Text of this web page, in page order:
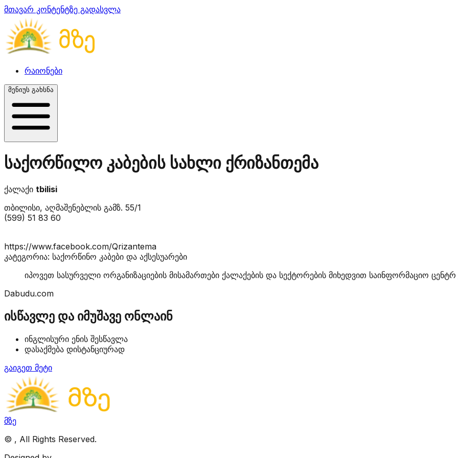
მთავარ კონტენტზე გადასვლა
რაიონები
მენიუს გახსნა
საქორწილო კაბების სახლი ქრიზანთემა
ქალაქი tbilisi
თბილისი, აღმაშენებლის გამზ. 55/1
(599) 51 83 60
https://www.facebook.com/Qrizantema
კატეგორია: საქორწინო კაბები და აქსესუარები
იპოვეთ სასურველი ორგანიზაციების მისამართები ქალაქების და სექტორების მიხედვით საინფორმაციო ცენტრ
Dabudu.com
ისწავლე და იმუშავე ონლაინ
ინგლისური ენის შესწავლა
დასაქმება დისტანციურად
გაიგეთ მეტი
მზე
© , All Rights Reserved.